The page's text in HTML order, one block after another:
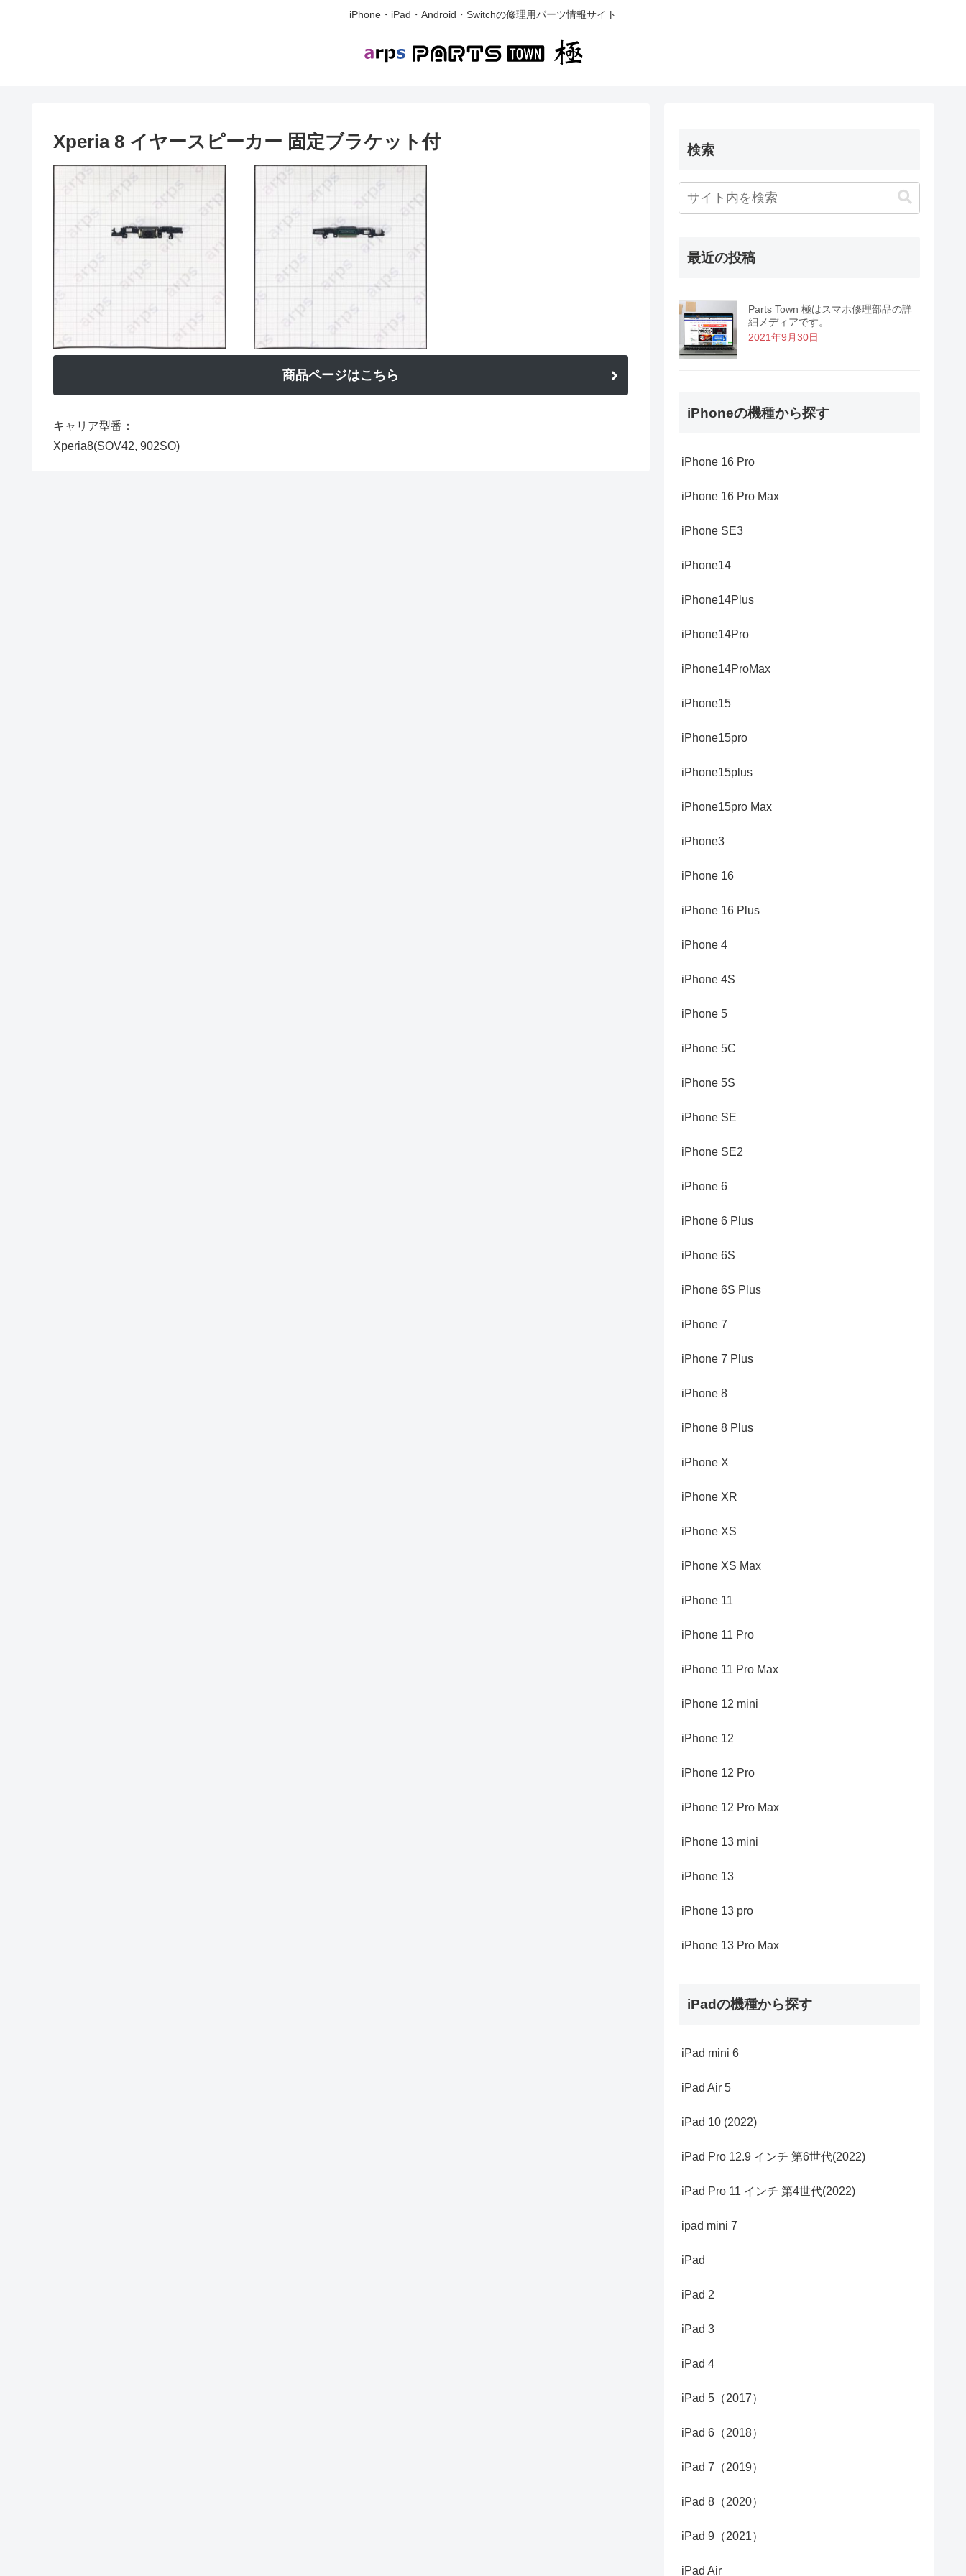
iPhone・iPad・Android・Switchの修理用パーツ情報サイト
Xperia 8 イヤースピーカー 固定ブラケット付
商品ページはこちら
キャリア型番：
Xperia8(SOV42, 902SO)
検索
最近の投稿
Parts Town 極はスマホ修理部品の詳
細メディアです。
2021年9月30日
iPhoneの機種から探す
iPhone 16 Pro
iPhone 16 Pro Max
iPhone SE3
iPhone14
iPhone14Plus
iPhone14Pro
iPhone14ProMax
iPhone15
iPhone15pro
iPhone15plus
iPhone15pro Max
iPhone3
iPhone 16
iPhone 16 Plus
iPhone 4
iPhone 4S
iPhone 5
iPhone 5C
iPhone 5S
iPhone SE
iPhone SE2
iPhone 6
iPhone 6 Plus
iPhone 6S
iPhone 6S Plus
iPhone 7
iPhone 7 Plus
iPhone 8
iPhone 8 Plus
iPhone X
iPhone XR
iPhone XS
iPhone XS Max
iPhone 11
iPhone 11 Pro
iPhone 11 Pro Max
iPhone 12 mini
iPhone 12
iPhone 12 Pro
iPhone 12 Pro Max
iPhone 13 mini
iPhone 13
iPhone 13 pro
iPhone 13 Pro Max
iPadの機種から探す
iPad mini 6
iPad Air 5
iPad 10 (2022)
iPad Pro 12.9 インチ 第6世代(2022)
iPad Pro 11 インチ 第4世代(2022)
ipad mini 7
iPad
iPad 2
iPad 3
iPad 4
iPad 5（2017）
iPad 6（2018）
iPad 7（2019）
iPad 8（2020）
iPad 9（2021）
iPad Air